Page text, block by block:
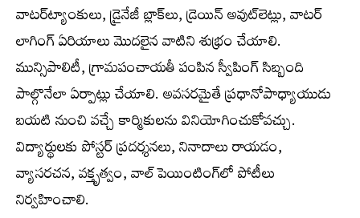
వాటర్‌ట్యాంకులు, డ్రైనేజీ బ్లాక్‌లు, డ్రెయిన్‌ అవుట్‌లెట్లు, వాటర్‌
లాగింగ్‌ ఏరియాలు మొదలైన వాటిని శుభ్రం చేయాలి.
మున్సిపాలిటీ, గ్రామపంచాయతీ పంపిన స్వీపింగ్‌ సిబ్బంది
పాల్గొనేలా ఏర్పాట్లు చేయాలి. అవసరమైతే ప్రధానోపాధ్యాయుడు
బయటి నుంచి వచ్చే కార్మికులను వినియోగించుకోవచ్చు.
విద్యార్థులకు పోస్టర్‌ ప్రదర్శనలు, నినాదాలు రాయడం,
వ్యాసరచన, వక్తృత్వం, వాల్‌ పెయింటింగ్‌లో పోటీలు
నిర్వహించాలి.